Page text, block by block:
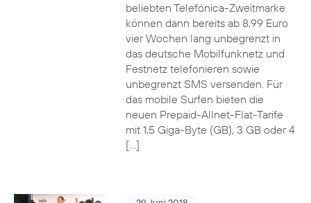
beliebten Telefónica-Zweitmarke
können dann bereits ab 8,99 Euro
vier Wochen lang unbegrenzt in
das deutsche Mobilfunknetz und
Festnetz telefonieren sowie
unbegrenzt SMS versenden. Für
das mobile Surfen bieten die
neuen Prepaid-Allnet-Flat-Tarife
mit 1,5 Giga-Byte (GB), 3 GB oder 4
[…]